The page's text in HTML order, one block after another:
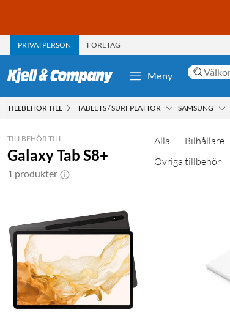
PRIVATPERSON FÖRETAG
Meny
TILLBEHÖR TILL TABLETS / SURFPLATTOR SAMSUNG
TILLBEHÖR TILL
Galaxy Tab S8+
1 produkter
Alla Bilhållare
Övriga tillbehör